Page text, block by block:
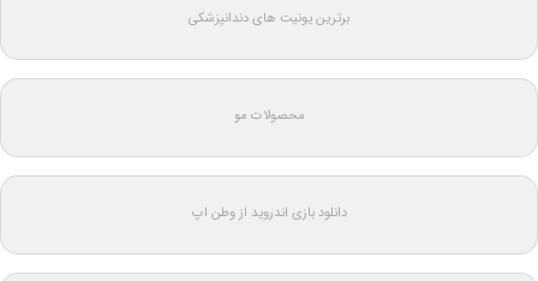
برترین یونیت های دندانپزشکی
محصولات مو
دانلود بازی اندروید از وطن اپ